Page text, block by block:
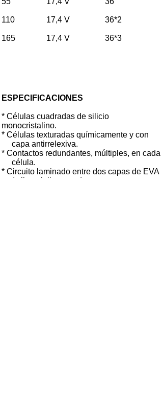
ESPECIFICACIONES
* Células cuadradas de silicio
monocristalino.
* Células texturadas químicamente y con
capa antirrelexiva.
* Contactos redundantes, múltiples, en cada
célula.
* Circuito laminado entre dos capas de EVA
(etilen-vinil-acetato).
17,4 V
17,4 V
36*2
36*3
110
165